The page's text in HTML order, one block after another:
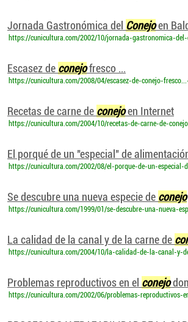
Jornada Gastronómica del Conejoen
https://cunicultura.com/2002/10/jornada-gastronomica-
Escasez de conejofresco ...
https://cunicultura.com/2008/04/escasez-de-conejo-
Recetas de carne de conejoen Internet
https://cunicultura.com/2004/10/recetas-de-carne-de-
El porqué de un "especial" de
https://cunicultura.com/2002/08/el-porque-de-un-especial-
Se descubre una nueva especie de conejo
https://cunicultura.com/1999/01/se-descubre-una-nueva-
La calidad de la canal y de la carne de
https://cunicultura.com/2004/10/la-calidad-de-la-canal-y-
Problemas reproductivos en el conejo
https://cunicultura.com/2002/06/problemas-reproductivos-